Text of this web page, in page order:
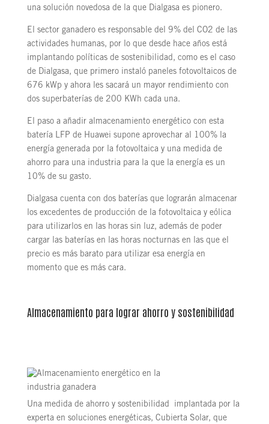
una solución novedosa de la que Dialgasa es pionero.
El sector ganadero es responsable del 9% del CO2 de las
actividades humanas, por lo que desde hace años está
implantando políticas de sostenibilidad, como es el caso
de Dialgasa, que primero instaló paneles fotovoltaicos de
676 kWp y ahora les sacará un mayor rendimiento con
dos superbaterías de 200 KWh cada una.
El paso a añadir almacenamiento energético con esta
batería LFP de Huawei supone aprovechar al 100% la
energía generada por la fotovoltaica y una medida de
ahorro para una industria para la que la energía es un
10% de su gasto.
Dialgasa cuenta con dos baterías que lograrán almacenar
los excedentes de producción de la fotovoltaica y eólica
para utilizarlos en las horas sin luz, además de poder
cargar las baterías en las horas nocturnas en las que el
precio es más barato para utilizar esa energía en
momento que es más cara.
Almacenamiento para lograr ahorro y sostenibilidad
Una medida de ahorro y sostenibilidad implantada por la
experta en soluciones energéticas, Cubierta Solar, que